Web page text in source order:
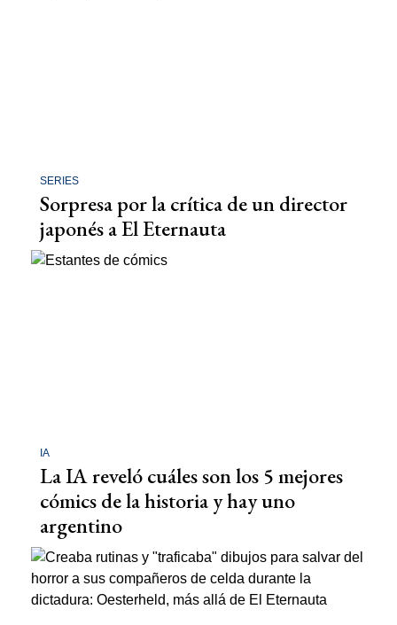
SERIES
Sorpresa por la crítica de un director
japonés a El Eternauta
IA
La IA reveló cuáles son los 5 mejores
cómics de la historia y hay uno
argentino